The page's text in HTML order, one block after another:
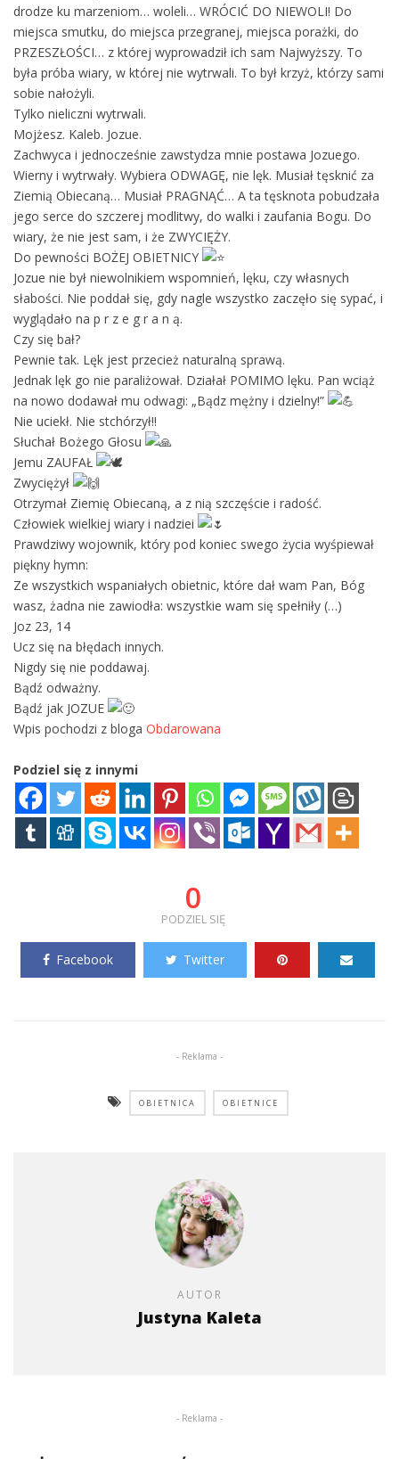
drodze ku marzeniom… woleli… WRÓCIĆ DO NIEWOLI! Do
miejsca smutku, do miejsca przegranej, miejsca porażki, do
PRZESZŁOŚCI… z której wyprowadził ich sam Najwyższy. To
była próba wiary, w której nie wytrwali. To był krzyż, którzy sami
sobie nałożyli.
Tylko nieliczni wytrwali.
Mojżesz. Kaleb. Jozue.
Zachwyca i jednocześnie zawstydza mnie postawa Jozuego.
Wierny i wytrwały. Wybiera ODWAGĘ, nie lęk. Musiał tęsknić za
Ziemią Obiecaną… Musiał PRAGNĄĆ… A ta tęsknota pobudzała
jego serce do szczerej modlitwy, do walki i zaufania Bogu. Do
wiary, że nie jest sam, i że ZWYCIĘŻY.
Do pewności BOŻEJ OBIETNICY
Jozue nie był niewolnikiem wspomnień, lęku, czy własnych
słabości. Nie poddał się, gdy nagle wszystko zaczęło się sypać, i
wyglądało na p r z e g r a n ą.
Czy się bał?
Pewnie tak. Lęk jest przecież naturalną sprawą.
Jednak lęk go nie paraliżował. Działał POMIMO lęku. Pan wciąż
na nowo dodawał mu odwagi: „Bądz mężny i dzielny!”
Nie uciekł. Nie stchórzył!!
Słuchał Bożego Głosu
Jemu ZAUFAŁ
Zwyciężył
Otrzymał Ziemię Obiecaną, a z nią szczęście i radość.
Człowiek wielkiej wiary i nadziei
Prawdziwy wojownik, który pod koniec swego życia wyśpiewał
piękny hymn:
Ze wszystkich wspaniałych obietnic, które dał wam Pan, Bóg
wasz, żadna nie zawiodła: wszystkie wam się spełniły (…)
Joz 23, 14
Ucz się na błędach innych.
Nigdy się nie poddawaj.
Bądź odważny.
Bądź jak JOZUE
Wpis pochodzi z bloga Obdarowana
Podziel się z innymi
0
PODZIEL SIĘ
Facebook Twitter
- Reklama -
OBIETNICA OBIETNICE
AUTOR
Justyna Kaleta
- Reklama -